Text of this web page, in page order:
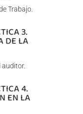
Trabajo.
3.
DE LA
auditor.
4.
EN LA